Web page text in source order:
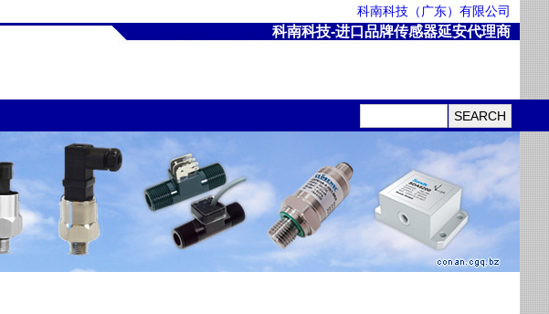
科南科技（广东）有限公司
科南科技-进口品牌传感器延安代理商